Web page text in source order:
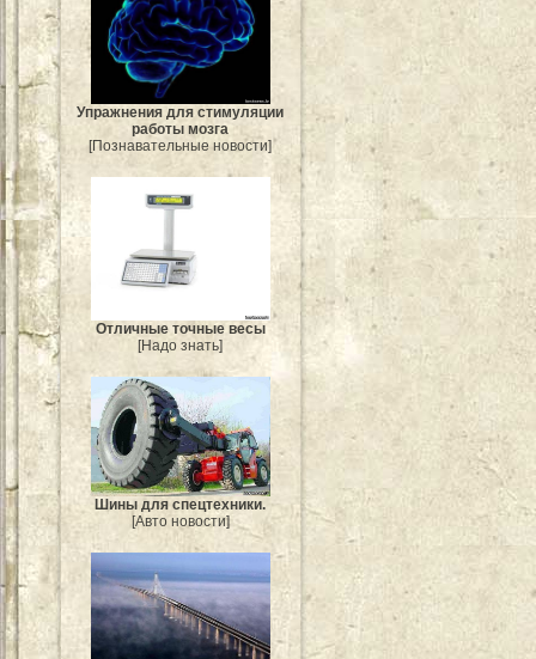
Упражнения для стимуляции
работы мозга
[Познавательные новости]
Отличные точные весы
[Надо знать]
Шины для спецтехники.
[Авто новости]